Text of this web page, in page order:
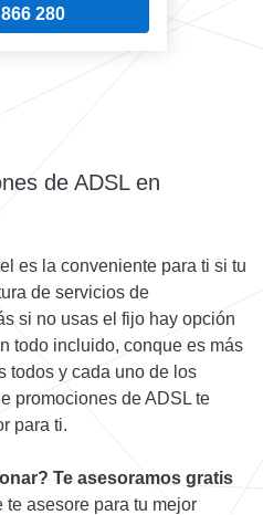
280
de ADSL en
es la conveniente para ti si tu
de servicios de
si no usas el fijo hay opción
todo incluido, conque es más
todos y cada uno de los
promociones de ADSL te
para ti.
Te asesoramos gratis
asesore para tu mejor